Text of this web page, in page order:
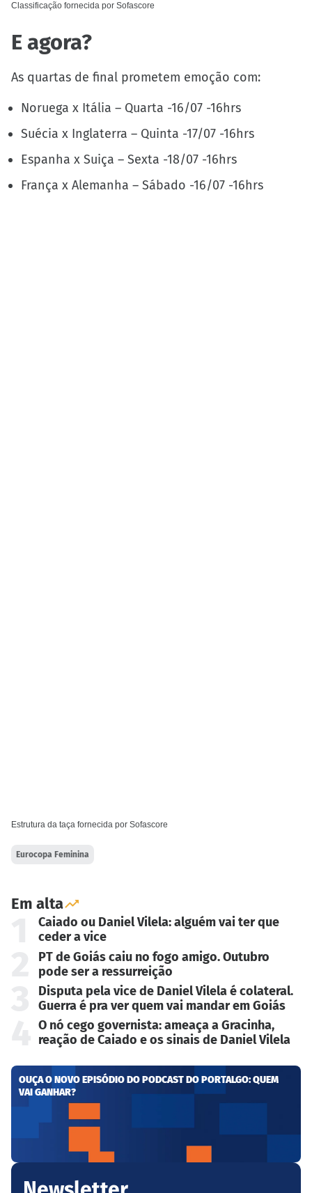
Classificação fornecida por Sofascore
E agora?
As quartas de final prometem emoção com:
Noruega x Itália – Quarta -16/07 -16hrs
Suécia x Inglaterra – Quinta -17/07 -16hrs
Espanha x Suiça – Sexta -18/07 -16hrs
França x Alemanha – Sábado -16/07 -16hrs
Estrutura da taça fornecida por Sofascore
Eurocopa Feminina
Em alta
Caiado ou Daniel Vilela: alguém vai ter que
ceder a vice
PT de Goiás caiu no fogo amigo. Outubro
pode ser a ressurreição
Disputa pela vice de Daniel Vilela é colateral.
Guerra é pra ver quem vai mandar em Goiás
O nó cego governista: ameaça a Gracinha,
reação de Caiado e os sinais de Daniel Vilela
OUÇA O NOVO EPISÓDIO DO PODCAST DO PORTALGO: QUEM
VAI GANHAR?